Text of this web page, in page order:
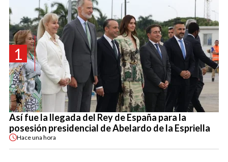
1
Así fue la llegada del Rey de España para la
posesión presidencial de Abelardo de la Espriella
Haceuna hora